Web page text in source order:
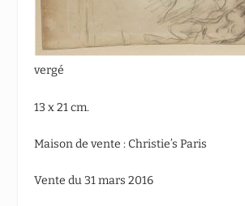
vergé
13 x 21 cm.
Maison de vente : Christie’s Paris
Vente du 31 mars 2016